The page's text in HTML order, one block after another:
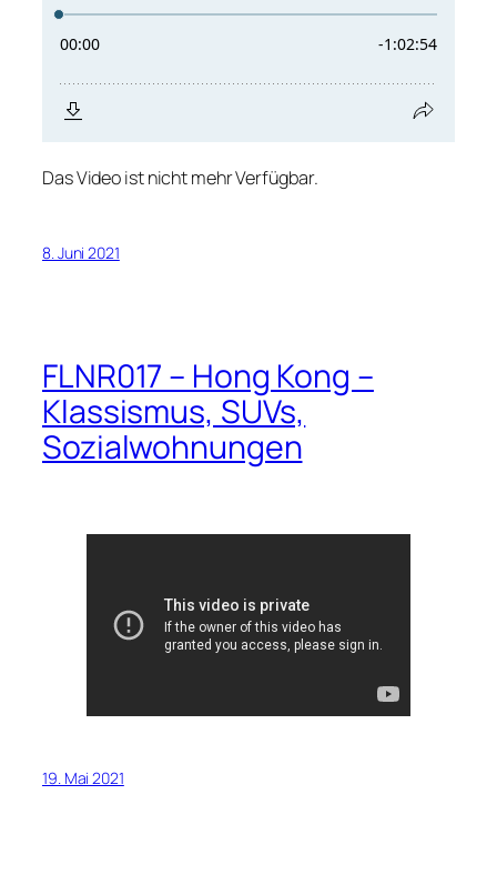
Das Video ist nicht mehr Verfügbar.
8. Juni 2021
FLNR017 – Hong Kong –
Klassismus, SUVs,
Sozialwohnungen
19. Mai 2021